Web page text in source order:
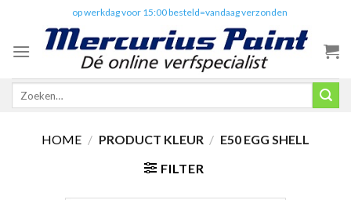
content
op werkdag voor 15:00 besteld=vandaag verzonden
Zoeken
HOME / PRODUCT KLEUR / E50 EGG SHELL
FILTER